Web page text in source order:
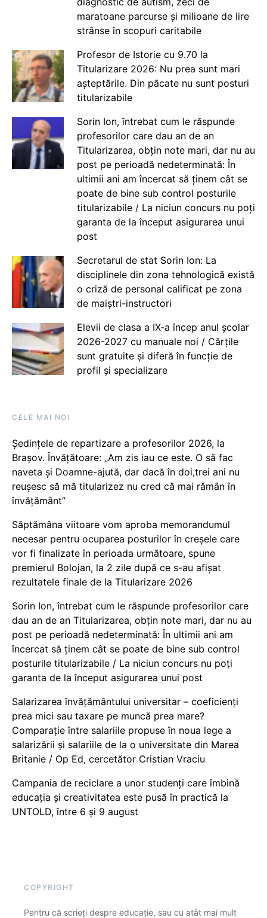
maratoane parcurse și milioane de lire
strânse în scopuri caritabile
Profesor de Istorie cu 9.70 la
Titularizare 2026: Nu prea sunt mari
așteptările. Din păcate nu sunt posturi
titularizabile
Sorin Ion, întrebat cum le răspunde
profesorilor care dau an de an
Titularizarea, obțin note mari, dar nu au
post pe perioadă nedeterminată: În
ultimii ani am încercat să ținem cât se
poate de bine sub control posturile
titularizabile / La niciun concurs nu poți
garanta de la început asigurarea unui
post
Secretarul de stat Sorin Ion: La
disciplinele din zona tehnologică există
o criză de personal calificat pe zona
de maiștri-instructori
Elevii de clasa a IX-a încep anul școlar
2026-2027 cu manuale noi / Cărțile
sunt gratuite și diferă în funcție de
profil și specializare
CELE MAI NOI
Ședințele de repartizare a profesorilor 2026, la
Brașov. Învățătoare: „Am zis iau ce este. O să fac
naveta și Doamne-ajută, dar dacă în doi,trei ani nu
reușesc să mă titularizez nu cred că mai rămân în
învățământ”
Săptămâna viitoare vom aproba memorandumul
necesar pentru ocuparea posturilor în creșele care
vor fi finalizate în perioada următoare, spune
premierul Bolojan, la 2 zile după ce s-au afișat
rezultatele finale de la Titularizare 2026
Sorin Ion, întrebat cum le răspunde profesorilor care
dau an de an Titularizarea, obțin note mari, dar nu au
post pe perioadă nedeterminată: În ultimii ani am
încercat să ținem cât se poate de bine sub control
posturile titularizabile / La niciun concurs nu poți
garanta de la început asigurarea unui post
Salarizarea învățământului universitar – coeficienți
prea mici sau taxare pe muncă prea mare?
Comparație între salariile propuse în noua lege a
salarizării și salariile de la o universitate din Marea
Britanie / Op Ed, cercetător Cristian Vraciu
Campania de reciclare a unor studenți care îmbină
educația și creativitatea este pusă în practică la
UNTOLD, între 6 și 9 august
COPYRIGHT
Pentru că scrieți despre educație, sau cu atât mai mult